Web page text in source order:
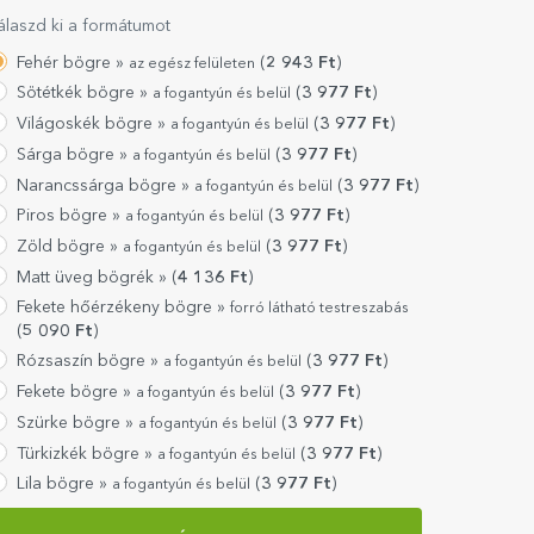
ki a formátumot
Fehér bögre » az egész felületen (2 943 Ft)
Sötétkék bögre » a fogantyún és belül ( 3 977 Ft )
Világoskék bögre » a fogantyún és belül ( 3 977 Ft )
Sárga bögre » a fogantyún és belül (3 977 Ft)
Narancssárga bögre » a fogantyún és belül (3 977 Ft)
Piros bögre » a fogantyún és belül ( 3 977 Ft )
Zöld bögre » a fogantyún és belül ( 3 977 Ft )
Matt üveg bögrék » (4 136 Ft)
Fekete hőérzékeny bögre »forró látható testreszabás
(5 090 Ft)
Rózsaszín bögre » a fogantyún és belül ( 3 977 Ft )
Fekete bögre » a fogantyún és belül ( 3 977 Ft )
Szürke bögre » a fogantyún és belül ( 3 977 Ft )
Türkizkék bögre » a fogantyún és belül (3 977 Ft)
Lila bögre » a fogantyún és belül ( 3 977 Ft )